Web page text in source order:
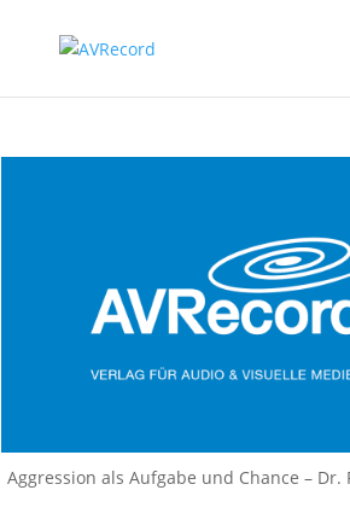
Aggression als Aufgabe und Chance – Dr.